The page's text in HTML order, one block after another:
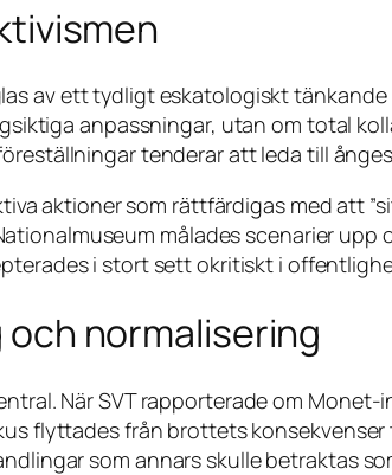
av ett tydligt eskatologiskt
anpassningar, utan om total
tenderar att leda till
aktioner som rättfärdigas med att
målades scenarier
i stort sett okritiskt i
normalisering
När SVT rapporterade om
flyttades från brottets
som annars skulle betraktas